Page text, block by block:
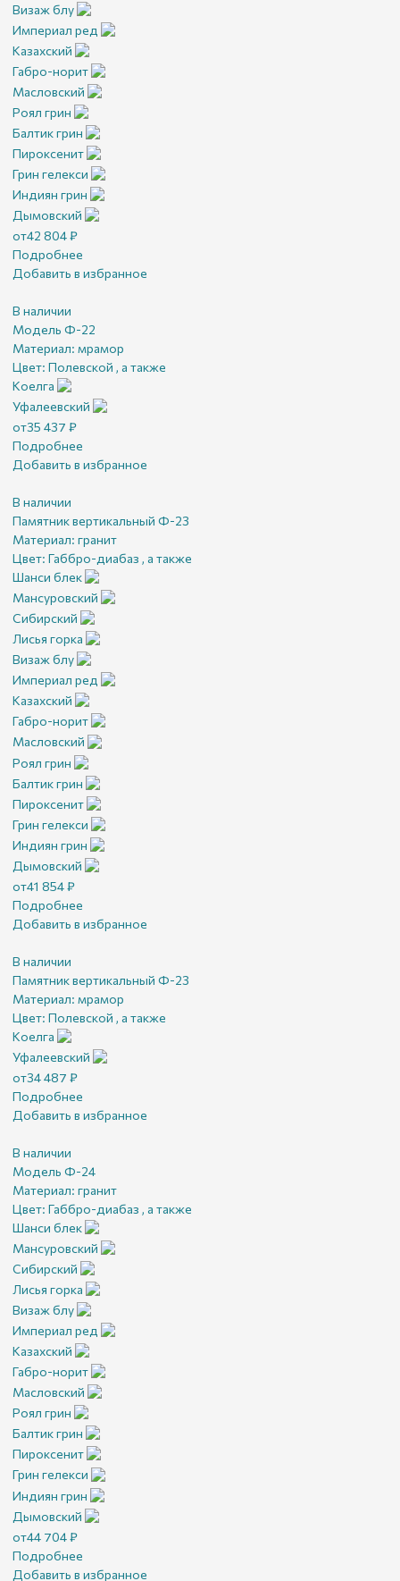
Визаж блу
Империал ред
Казахский
Габро-норит
Масловский
Роял грин
Балтик грин
Пироксенит
Грин гелекси
Индиян грин
Дымовский
от42 804₽
Подробнее
Добавить в избранное
В наличии
Модель Ф-22
Материал: мрамор
Цвет: Полевской , а также
Коелга
Уфалеевский
от35 437 ₽
Подробнее
Добавить в избранное
В наличии
Памятник вертикальный Ф-23
Материал: гранит
Цвет: Габбро-диабаз , а также
Шанси блек
Мансуровский
Сибирский
Лисья горка
Визаж блу
Империал ред
Казахский
Габро-норит
Масловский
Роял грин
Балтик грин
Пироксенит
Грин гелекси
Индиян грин
Дымовский
от41 854₽
Подробнее
Добавить в избранное
В наличии
Памятник вертикальный Ф-23
Материал: мрамор
Цвет: Полевской , а также
Коелга
Уфалеевский
от34 487 ₽
Подробнее
Добавить в избранное
В наличии
Модель Ф-24
Материал: гранит
Цвет: Габбро-диабаз , а также
Шанси блек
Мансуровский
Сибирский
Лисья горка
Визаж блу
Империал ред
Казахский
Габро-норит
Масловский
Роял грин
Балтик грин
Пироксенит
Грин гелекси
Индиян грин
Дымовский
от44 704₽
Подробнее
Добавить в избранное